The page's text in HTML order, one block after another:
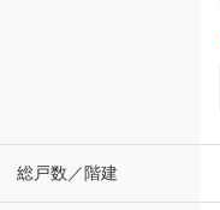
総戸数／階建